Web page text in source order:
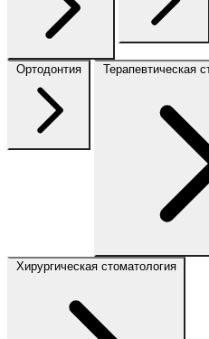
Ортодонтия Терапевтическая
Хирургическая стоматология